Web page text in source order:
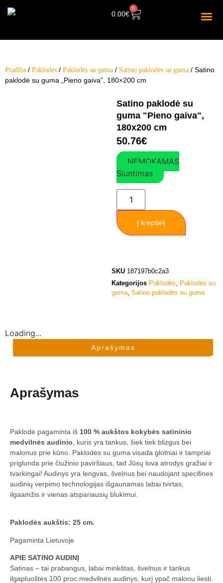
0.00€
0
Pradžia / Paklodės / Paklodės su guma / Satino paklodės su guma / Satino
paklodė su guma „Pieno gaiva”, 180×200 cm
Satino paklodė su
guma "Pieno gaiva",
180x200 cm
50.76€
NEMOKAMAS
Siuntimas
Į krepšelį
SKU 187197b0c2a3
Kategorijos Paklodės, Paklodės su
guma, Satino paklodės su guma
Loading...
Aprašymas
Aprašymas
Paklodė pagaminta iš 100 % aukštos kokybės satininio
medvilnės audinio , kuris yra tankus, šiek tiek blizgus bei
malonus prie kūno. Paklodės su guma visada glotniai ir tampriai
priglunda prie čiužinio paviršiaus, tad Jūsų lova atrodys gražiai ir
tvarkingai! Audinys yra lengvas, švelnus bei naudojant specifines
audinių verpimo technologijas išgaunamas labai tvirtas,
ilgaamžis ir vienas atspariausių blukimui.
Paklodės aukštis: 25 cm.
Pagaminta Lietuvoje
APIE SATINO AUDINĮ
Satinas – tai prabangus, labai minkštas, švelnus ir tankus
ilgapluoštės 100 proc.medvilnės audinys, kurį ypač malonu liesti.